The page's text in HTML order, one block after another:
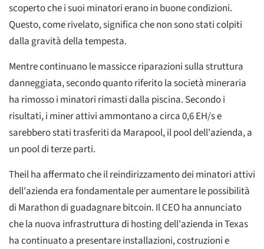
scoperto che i suoi minatori erano in buone condizioni.
Questo, come rivelato, significa che non sono stati colpiti
dalla gravità della tempesta.
Mentre continuano le massicce riparazioni sulla struttura
danneggiata, secondo quanto riferito la società mineraria
ha rimosso i minatori rimasti dalla piscina. Secondo i
risultati, i miner attivi ammontano a circa 0,6 EH/s e
sarebbero stati trasferiti da Marapool, il pool dell'azienda, a
un pool di terze parti.
Theil ha affermato che il reindirizzamento dei minatori attivi
dell'azienda era fondamentale per aumentare le possibilità
di Marathon di guadagnare bitcoin. Il CEO ha annunciato
che la nuova infrastruttura di hosting dell'azienda in Texas
ha continuato a presentare installazioni, costruzioni e